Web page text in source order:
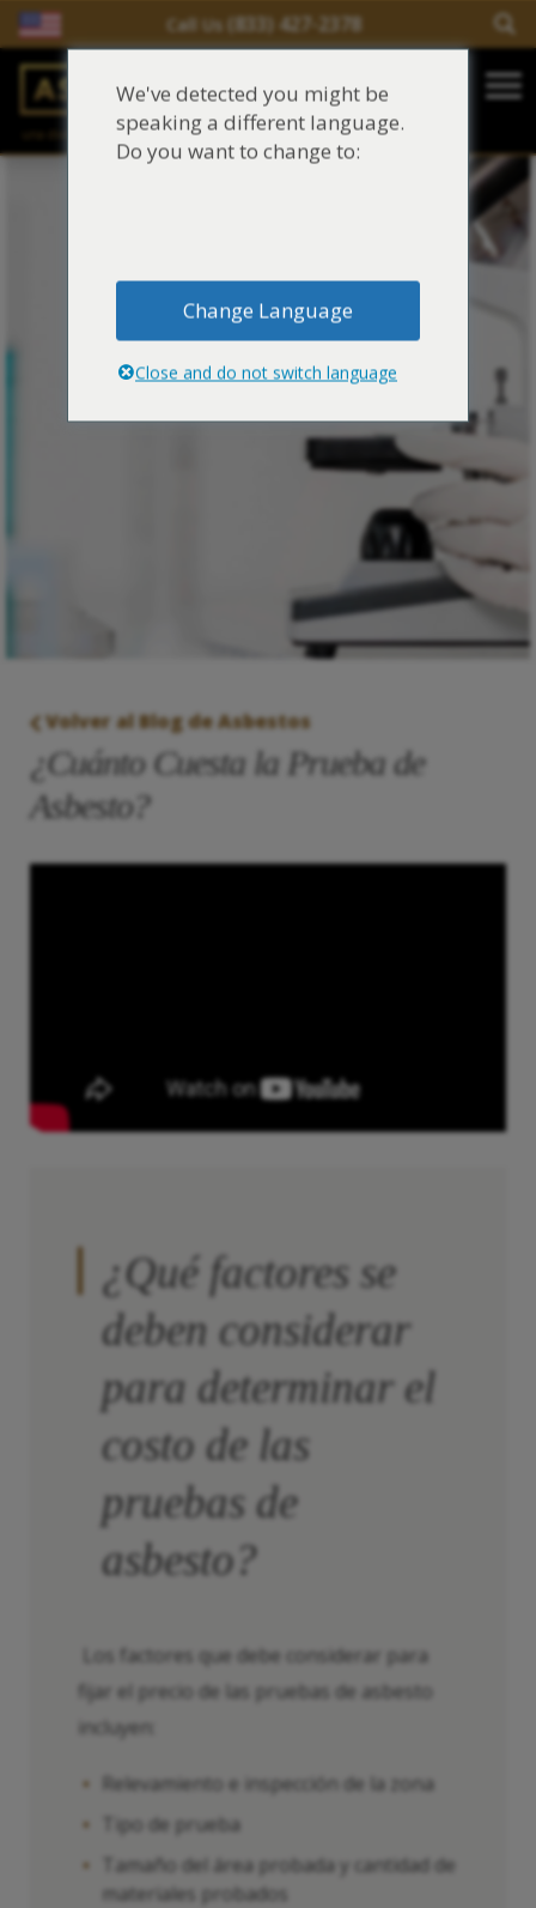
Call Us (833) 427-2378
Salir del contenido
Main Navigation
Justinian C. Lane, Esq. – PLLC
Reclamaciones de asbesto/mesotelioma
Síntomas y tratamiento del asbesto
Centro de aprendizaje de asbesto
Volver al Blog de Asbestos
¿Cuánto Cuesta la Prueba de
Asbesto?
¿Qué factores se
deben considerar
para determinar el
costo de las
pruebas de
asbesto?
Los factores que debe considerar para
fijar el precio de las pruebas de asbesto
incluyen:
Relevamiento e inspección de la zona
Tipo de prueba
Tamaño del área probada y cantidad de
materiales probados
We've detected you might be
speaking a different language.
Do you want to change to:
Change Language
Close and do not switch language